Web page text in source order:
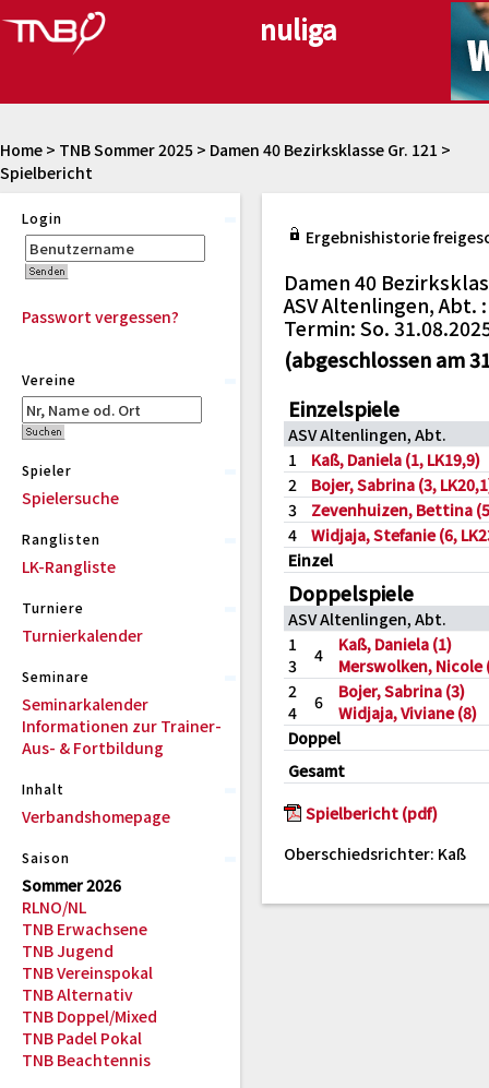
Spielbericht
Home > TNB Sommer 2025 > Damen 40 Bezirksklasse Gr. 121 >
Login
Passwort vergessen?
Vereine
Spieler
Spielersuche
Ranglisten
LK-Rangliste
Turniere
Turnierkalender
Seminare
Seminarkalender
Informationen zur Trainer-
Aus- & Fortbildung
Inhalt
Verbandshomepage
Saison
Sommer 2026
RLNO/NL
TNB Erwachsene
TNB Jugend
TNB Vereinspokal
TNB Alternativ
TNB Doppel/Mixed
TNB Padel Pokal
TNB Beachtennis
Ergebnishistorie
Damen 40
ASV Altenlingen, Abt.
Termin: So.
(abgeschlossen am
Einzelspiele
ASV Altenlingen, Abt.
1
Kaß, Daniela (1, LK19,9)
2
Bojer, Sabrina (3,
3
Zevenhuizen, Bettina
4
Widjaja, Stefanie (6,
Einzel
Doppelspiele
ASV Altenlingen, Abt.
1
3
4
Kaß, Daniela (1)
Merswolken, Nicole
2
4
6
Bojer, Sabrina (3)
Widjaja, Viviane (8)
Doppel
Gesamt
Spielbericht (pdf)
Oberschiedsrichter: Kaß